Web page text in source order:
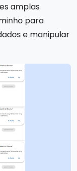
amplas
para
e manipular